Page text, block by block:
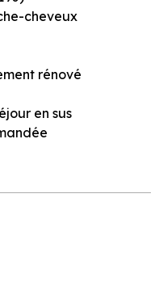
cheveux
rénové
en sus